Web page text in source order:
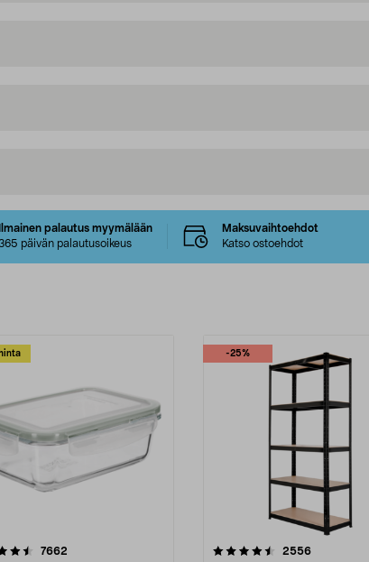
Ilmainen palautus myymälään
päivän palautusoikeus
Maksuvaihtoehdot
Katso ostoehdot
7662
-25%
4.5 viidestä
2556arvostelut
4.5 viidestä